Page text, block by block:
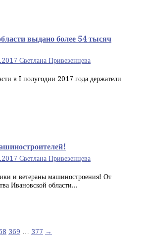
выдано более 54 тысяч
Светлана Привезенцева
в I полугодии 2017 года держатели
Светлана Привезенцева
и ветераны машиностроения! От
Ивановской области...
369 … 377 →